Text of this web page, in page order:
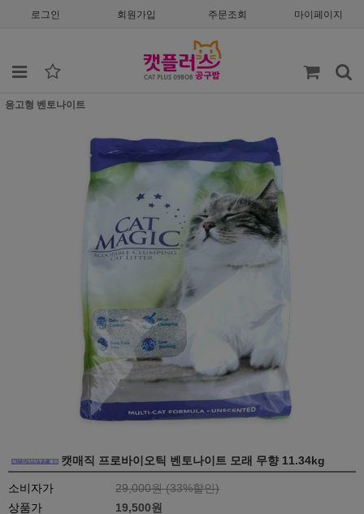
로그인 회원가입 주문조회 마이페이지
응고형 벤토나이트
캣매직 프로바이오틱 벤토나이트 모래 무향 11.34kg
소비자가 29,000원 (33%할인)
상품가
19,500원